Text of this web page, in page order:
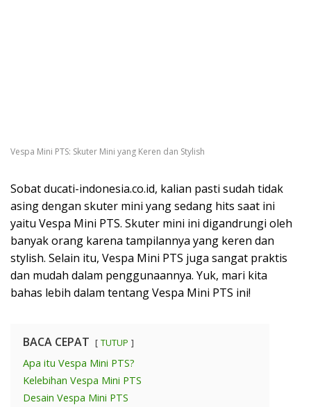
Vespa Mini PTS: Skuter Mini yang Keren dan Stylish
Sobat ducati-indonesia.co.id, kalian pasti sudah tidak
asing dengan skuter mini yang sedang hits saat ini
yaitu Vespa Mini PTS. Skuter mini ini digandrungi oleh
banyak orang karena tampilannya yang keren dan
stylish. Selain itu, Vespa Mini PTS juga sangat praktis
dan mudah dalam penggunaannya. Yuk, mari kita
bahas lebih dalam tentang Vespa Mini PTS ini!
BACA CEPAT TUTUP
Apa itu Vespa Mini PTS?
Kelebihan Vespa Mini PTS
Desain Vespa Mini PTS